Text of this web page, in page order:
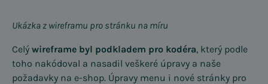
Ukázka z wireframu pro stránku na míru
Celý wireframe byl podkladem pro kodéra, který podle
toho nakódoval a nasadil veškeré úpravy a naše
požadavky na e-shop. Úpravy menu i nové stránky pro